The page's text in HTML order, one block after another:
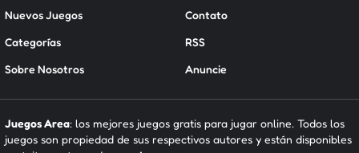
Nuevos Juegos
Categorías
Sobre Nosotros
Contato
RSS
Anuncie
Juegos Area: los mejores juegos gratis para jugar online. Todos los
juegos son propiedad de sus respectivos autores y están disponibles